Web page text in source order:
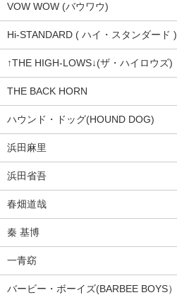
VOW WOW (バウワウ)
Hi-STANDARD ( ハイ・スタンダード )
↑THE HIGH-LOWS↓(ザ・ハイロウズ)
THE BACK HORN
ハウンド・ドッグ(HOUND DOG)
浜田麻里
浜田省吾
春畑道哉
秦 基博
一青窈
バービー・ボーイズ(BARBEE BOYS）